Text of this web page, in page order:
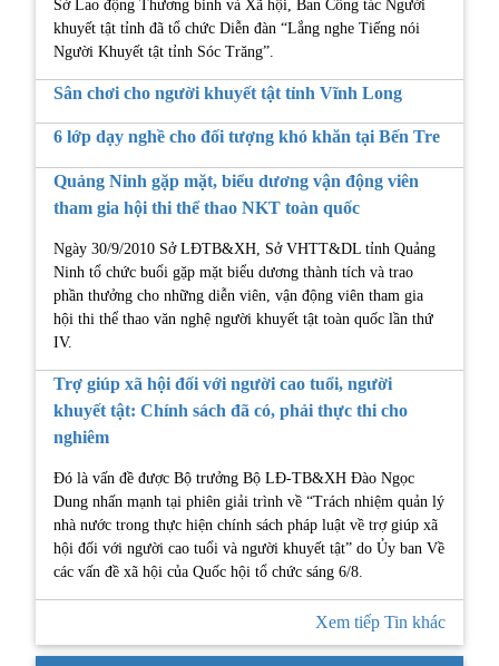
Sở Lao động Thương binh và Xã hội, Ban Công tác Người
khuyết tật tỉnh đã tổ chức Diễn đàn “Lắng nghe Tiếng nói
Người Khuyết tật tỉnh Sóc Trăng”.
Sân chơi cho người khuyết tật tỉnh Vĩnh Long
6 lớp dạy nghề cho đối tượng khó khăn tại Bến Tre
Quảng Ninh gặp mặt, biểu dương vận động viên
tham gia hội thi thể thao NKT toàn quốc
Ngày 30/9/2010 Sở LĐTB&XH, Sở VHTT&DL tỉnh Quảng
Ninh tổ chức buổi gặp mặt biểu dương thành tích và trao
phần thưởng cho những diễn viên, vận động viên tham gia
hội thi thể thao văn nghệ người khuyết tật toàn quốc lần thứ
IV.
Trợ giúp xã hội đối với người cao tuổi, người
khuyết tật: Chính sách đã có, phải thực thi cho
nghiêm
Đó là vấn đề được Bộ trưởng Bộ LĐ-TB&XH Đào Ngọc
Dung nhấn mạnh tại phiên giải trình về “Trách nhiệm quản lý
nhà nước trong thực hiện chính sách pháp luật về trợ giúp xã
hội đối với người cao tuổi và người khuyết tật” do Ủy ban Về
các vấn đề xã hội của Quốc hội tổ chức sáng 6/8.
Xem tiếp Tin khác